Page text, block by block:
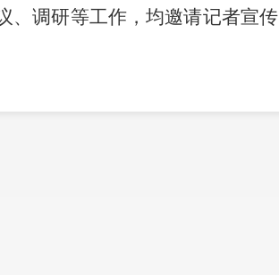
、调研等工作，均邀请记者宣传
分调动全局干部职工做好信息与